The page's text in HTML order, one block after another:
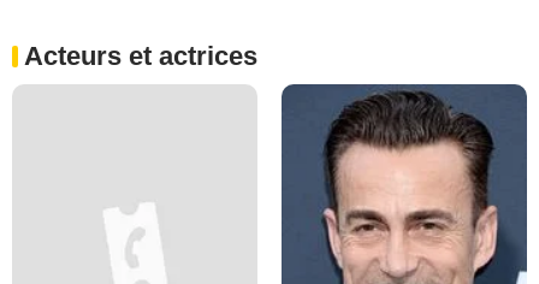
Acteurs et actrices